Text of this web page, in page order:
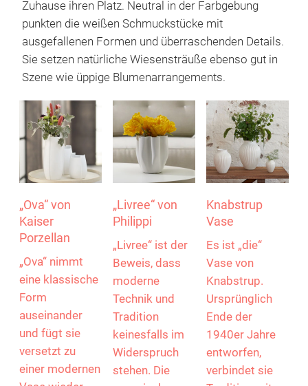
Zuhause ihren Platz. Neutral in der Farbgebung
punkten die weißen Schmuckstücke mit
ausgefallenen Formen und überraschenden Details.
Sie setzen natürliche Wiesensträuße ebenso gut in
Szene wie üppige Blumenarrangements.
„Ova“ von
Kaiser
Porzellan
„Ova“ nimmt
eine klassische
Form
auseinander
und fügt sie
versetzt zu
einer modernen
„Livree“ von
Philippi
„Livree“ ist der
Beweis, dass
moderne
Technik und
Tradition
keinesfalls im
Widerspruch
stehen. Die
Knabstrup
Vase
Es ist „die“
Vase von
Knabstrup.
Ursprünglich
Ende der
1940er Jahre
entworfen,
verbindet sie